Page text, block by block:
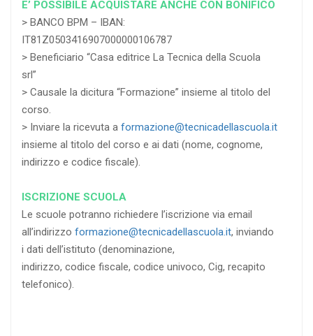
E’ POSSIBILE ACQUISTARE ANCHE CON BONIFICO
> BANCO BPM – IBAN:
IT81Z0503416907000000106787
> Beneficiario “Casa editrice La Tecnica della Scuola
srl”
> Causale la dicitura “Formazione” insieme al titolo del
corso.
> Inviare la ricevuta a formazione@tecnicadellascuola.it
insieme al titolo del corso e ai dati (nome, cognome,
indirizzo e codice fiscale).
ISCRIZIONE SCUOLA
Le scuole potranno richiedere l’iscrizione via email
all’indirizzo formazione@tecnicadellascuola.it, inviando
i dati dell’istituto (denominazione,
indirizzo, codice fiscale, codice univoco, Cig, recapito
telefonico).